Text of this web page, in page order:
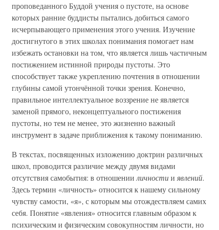
проповеданного Буддой учения о пустоте, на основе
которых ранние буддисты пытались добиться самого
исчерпывающего применения этого учения. Изучение
достигнутого в этих школах понимания помогает нам
избежать остановки на том, что является лишь частичным
постижением истинной природы пустоты. Это
способствует также укреплению почтения в отношении
глубины самой утончённой точки зрения. Конечно,
правильное интеллектуальное воззрение не является
заменой прямого, неконцептуального постижения
пустоты, но тем не менее, это жизненно важный
инструмент в задаче приближения к такому пониманию.
В текстах, посвященных изложению доктрин различных
школ, проводится различие между двумя видами
отсутствия самобытия: в отношении личностии явлений.
Здесь термин «личность» относится к нашему сильному
чувству самости, «я», с которым мы отождествляем самих
себя. Понятие «явления» относится главным образом к
психическим и физическим совокупностям личности, но